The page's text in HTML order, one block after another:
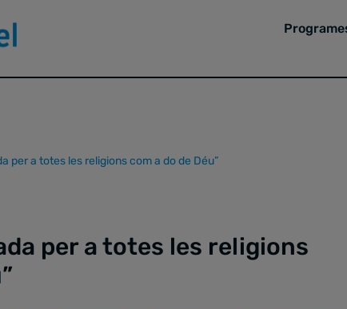
per a totes les religions com a do de Déu”
per a totes les religions